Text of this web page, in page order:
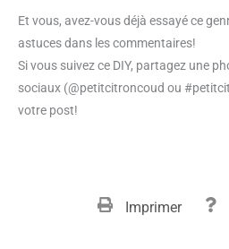
Et vous, avez-vous déjà essayé ce
astuces dans les commentaires!
Si vous suivez ce DIY, partagez une
sociaux (@petitcitroncoud ou
votre post!
Imprimer